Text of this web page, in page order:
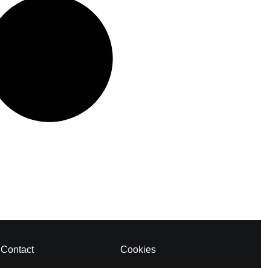
Contact Cookies